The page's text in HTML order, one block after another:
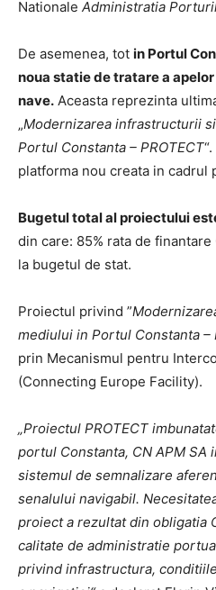
Nationale Administratia
De asemenea, tot in Portul
noua statie de tratare a
nave. Aceasta reprezinta
„Modernizarea infrastructurii
Portul Constanta – PROTECT
platforma nou creata in cadrul
Bugetul total al proiectului
din care: 85% rata de
la bugetul de stat.
Proiectul privind ”
mediului in Portul Constanta –
prin Mecanismul pentru
(Connecting Europe Facility).
„Proiectul PROTECT
portul Constanta, CN APM SA
sistemul de semnalizare
senalului navigabil.
proiect a rezultat din obligatia
calitate de administratie
privind infrastructura,